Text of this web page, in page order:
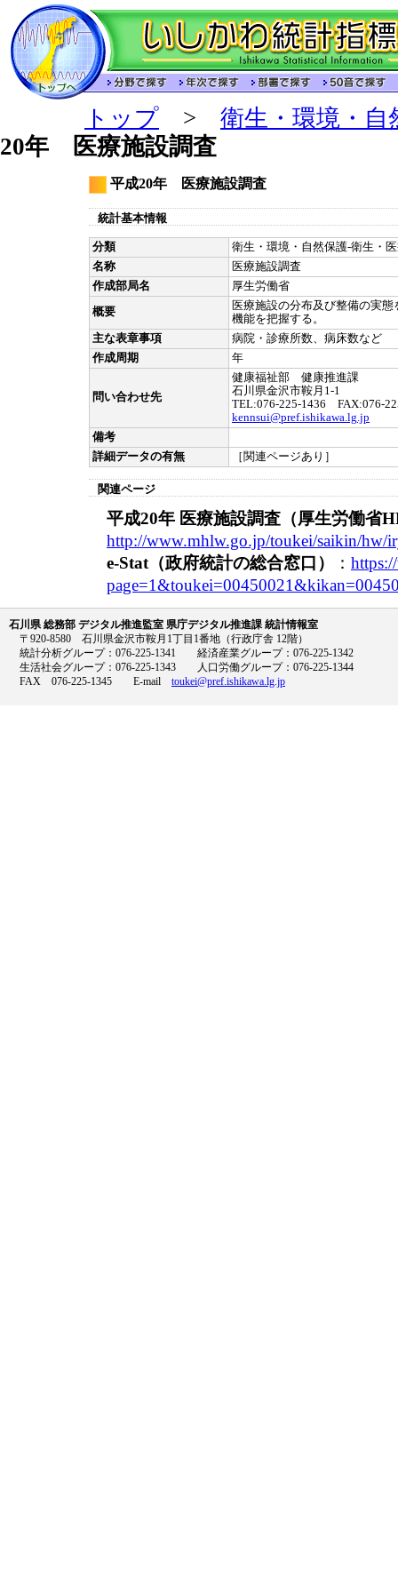
トップ > 衛生・環境・自
20年 医療施設調査
平成20年 医療施設調査
統計基本情報
分類
衛生・環境・自然保護-衛生・
名称
医療施設調査
作成部局名
厚生労働省
概要
医療施設の分布及び整備の実
機能を把握する。
主な表章事項
病院・診療所数、病床数など
作成周期
年
問い合わせ先
健康福祉部 健康推進課
石川県金沢市鞍月1-1
TEL:076-225-1436 FAX:076-
kennsui@pref.ishikawa.lg.jp
備考
詳細データの有無
［関連ページあり］
関連ページ
平成20年 医療施設調査（厚生労働省
http://www.mhlw.go.jp/toukei/saikin/hw/
e-Stat（政府統計の総合窓口）
：
石川県 総務部 デジタル推進監室 県庁デジタル推進課 統計情報室
〒920-8580 石川県金沢市鞍月1丁目1番地（行政庁舎 12階）
統計分析グループ：076-225-1341 経済産業グループ：076-225-1342
生活社会グループ：076-225-1343 人口労働グループ：076-225-1344
FAX 076-225-1345 E-mail toukei@pref.ishikawa.lg.jp